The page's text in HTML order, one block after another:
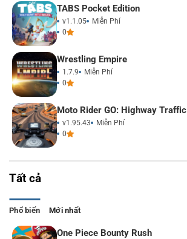
TABS Pocket Edition
v1.1.05
Miễn Phí
0
Wrestling Empire
1.7.9
Miễn Phí
0
Moto Rider GO: Highway Traffic
v1.95.43
Miễn Phí
0
Tất cả
Phổ biến Mới nhất
One Piece Bounty Rush